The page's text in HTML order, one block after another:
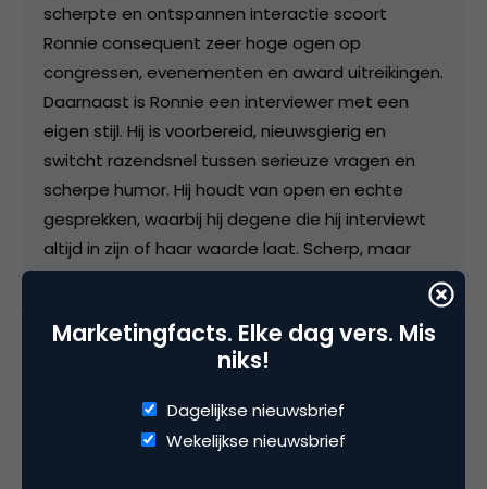
scherpte en ontspannen interactie scoort
Ronnie consequent zeer hoge ogen op
congressen, evenementen en award uitreikingen.
Daarnaast is Ronnie een interviewer met een
eigen stijl. Hij is voorbereid, nieuwsgierig en
switcht razendsnel tussen serieuze vragen en
scherpe humor. Hij houdt van open en echte
gesprekken, waarbij hij degene die hij interviewt
altijd in zijn of haar waarde laat. Scherp, maar
altijd met respect als vangrail. Ronnie heeft
op het podium voor live publiek als ook voor de tv
camera’s van bijvoorbeeld 7DTV.
Marketingfacts. Elke dag vers. Mis
niks!
Dagelijkse nieuwsbrief
Wekelijkse nieuwsbrief